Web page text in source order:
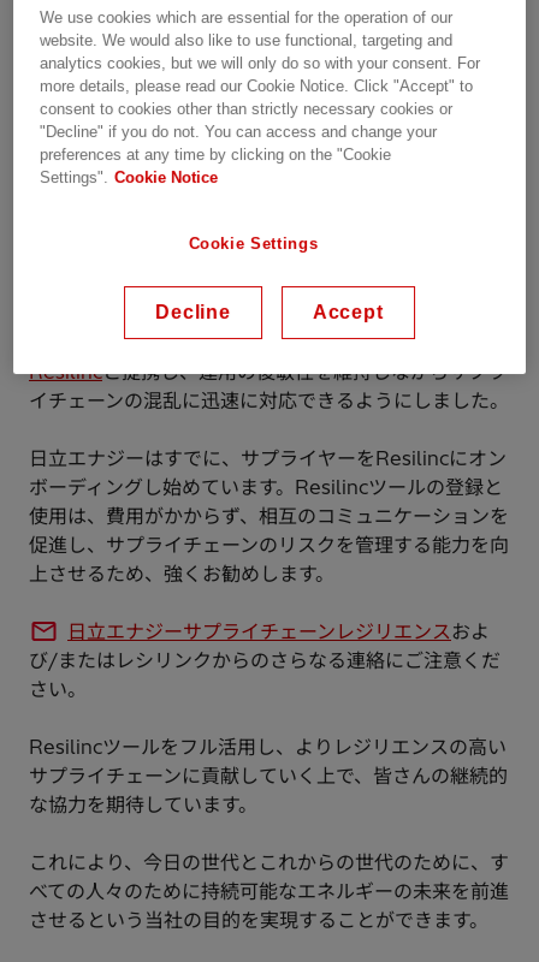
進化し続けるビジネス環境において、サプライチェーン
の混乱は重要な課題となっています。自然災害、サイバ
ー攻撃、規制の変化、地政学的な緊張により、強固なリ
スク管理戦略の必要性が強調されています。
企業は外部の混乱をコントロールすることはできません
で、その影響を最小限に抑えることができます。
したがって、日立エナジーは、リアルタイムのリスクイ
ベントスキャンの重要な技術プロバイダーとして
Resilincと提携し、運用の俊敏性を維持しながらサプラ
イチェーンの混乱に迅速に対応できるようにしました。
日立エナジーはすでに、サプライヤーをResilincにオン
ボーディングし始めています。Resilincツールの登録と
使用は、費用がかからず、相互のコミュニケーションを
促進し、サプライチェーンのリスクを管理する能力を向
上させるため、強くお勧めします。
日立エナジーサプライチェーンレジリエンスおよ
び/またはレシリンクからのさらなる連絡にご注意くだ
さい。
Resilincツールをフル活用し、よりレジリエンスの高い
サプライチェーンに貢献していく上で、皆さんの継続的
な協力を期待しています。
これにより、今日の世代とこれからの世代のために、す
べての人々のために持続可能なエネルギーの未来を前進
させるという当社の目的を実現することができます。
We use cookies which are essential for the operation of our
website. We would also like to use functional, targeting and
analytics cookies, but we will only do so with your consent. For
more details, please read our Cookie Notice. Click "Accept" to
consent to cookies other than strictly necessary cookies or
"Decline" if you do not. You can access and change your
preferences at any time by clicking on the "Cookie
Settings".
Cookie Notice
Cookie Settings
Decline Accept